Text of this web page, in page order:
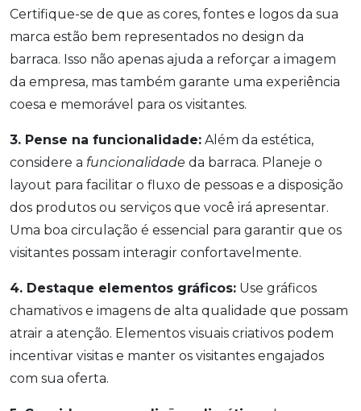
Certifique-se de que as cores, fontes e logos da sua
marca estão bem representados no design da
barraca. Isso não apenas ajuda a reforçar a imagem
da empresa, mas também garante uma experiência
coesa e memorável para os visitantes.
3. Pense na funcionalidade: Além da estética,
considere a funcionalidade da barraca. Planeje o
layout para facilitar o fluxo de pessoas e a disposição
dos produtos ou serviços que você irá apresentar.
Uma boa circulação é essencial para garantir que os
visitantes possam interagir confortavelmente.
4. Destaque elementos gráficos: Use gráficos
chamativos e imagens de alta qualidade que possam
atrair a atenção. Elementos visuais criativos podem
incentivar visitas e manter os visitantes engajados
com sua oferta.